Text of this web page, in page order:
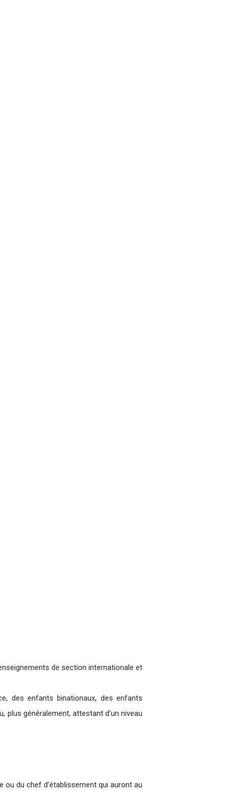
de section internationale et
des enfants binationaux, des enfants
généralement, attestant d’un niveau
ou du chef d’établissement qui auront au